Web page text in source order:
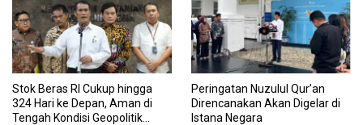
Stok Beras RI Cukup hingga
324 Hari ke Depan, Aman di
Tengah Kondisi Geopolitik
Peringatan Nuzulul Qur’an
Direncanakan Akan Digelar di
Istana Negara